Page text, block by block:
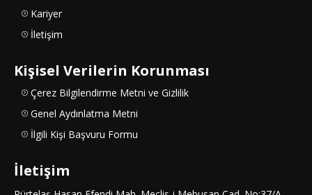
Kariyer
İletişim
Kişisel Verilerin Korunması
Çerez Bilgilendirme Metni ve Gizlilik
Genel Aydınlatma Metni
İlgili Kişi Başvuru Formu
İletişim